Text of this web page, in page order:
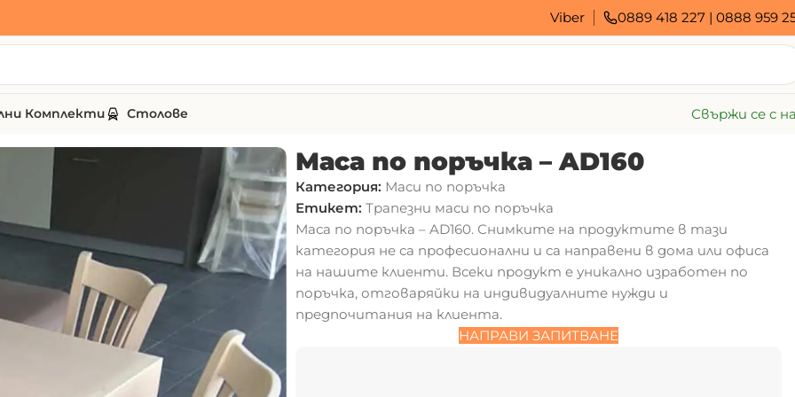
Viber 0889 418 227 | 0888 959
Комплекти Столове Свържи се с
Маса по поръчка – AD160
Категория: Маси по поръчка
Етикет: Трапезни маси по поръчка
Маса по поръчка – AD160. Снимките на продуктите в тази
категория не са професионални и са направени в дома или офиса
на нашите клиенти. Всеки продукт е уникално изработен по
поръчка, отговаряйки на индивидуалните нужди и
предпочитания на клиента.
НАПРАВИ ЗАПИТВАНЕ